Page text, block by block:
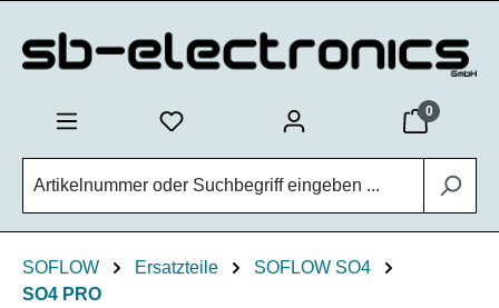
0
SOFLOW Ersatzteile
SOFLOW SO4
SO4 PRO